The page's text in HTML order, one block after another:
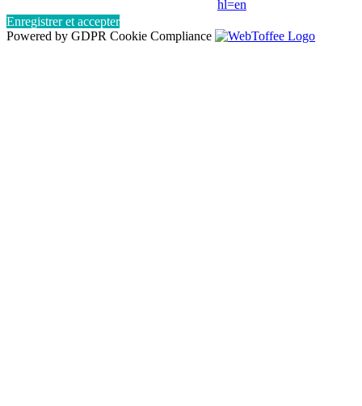
hl=en
Enregistrer et accepter
Powered by GDPR Cookie Compliance